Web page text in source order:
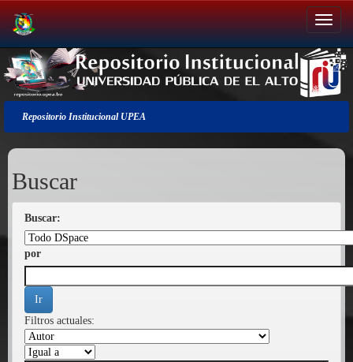
Salir
de
la
navegación
Repositorio Institucional UPEA
Buscar
Buscar:
por
Filtros actuales: